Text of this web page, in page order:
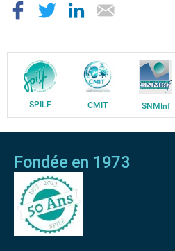
SPILF CMIT SNMInf
Fondée en 1973